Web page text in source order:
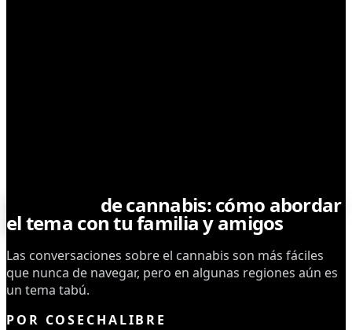
de cannabis: cómo abordar
el tema con tu familia y amigos
Las conversaciones sobre el cannabis son más fáciles
que nunca de navegar, pero en algunas regiones aún es
un tema tabú.
POR COSECHALIBRE